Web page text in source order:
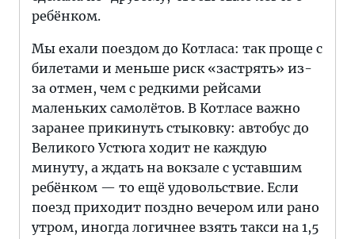
ребёнком.
Мы ехали поездом до Котласа: так проще с
билетами и меньше риск «застрять» из-
за отмен, чем с редкими рейсами
маленьких самолётов. В Котласе важно
заранее прикинуть стыковку: автобус до
Великого Устюга ходит не каждую
минуту, а ждать на вокзале с уставшим
ребёнком — то ещё удовольствие. Если
поезд приходит поздно вечером или рано
утром, иногда логичнее взять такси на 1,5